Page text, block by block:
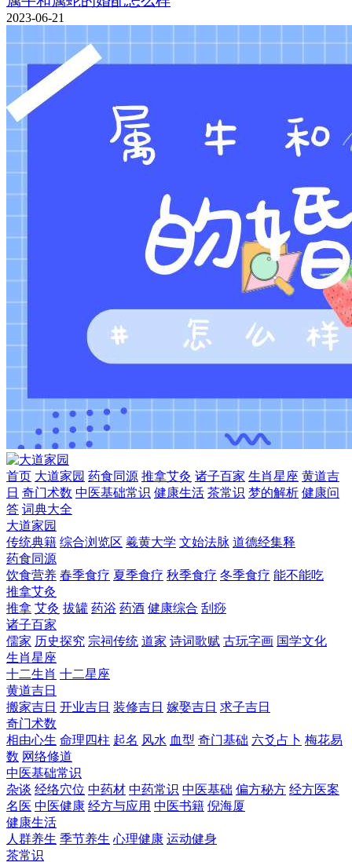
2023-06-21
首页 大道家园 药食同源 推拿艾灸 诸子百家 生肖星座 黄道吉
日 奇门术数 中医基础常识 健康生活 茶常识 梦的解析 健康问
答 词典大全
大道家园
传统典籍 综合浏览区 羲黄大学 文始法脉 道德经集释
药食同源
饮食营养 春季食疗 夏季食疗 秋季食疗 冬季食疗 能不能吃
推拿艾灸
推拿 艾灸 拔罐 药浴 药酒 健康综合 刮痧
诸子百家
儒家 历史探究 宗祠传统 道家 诗词歌赋 古玩字画 国学文化
生肖星座
十二生肖 十二星座
黄道吉日
搬家吉日 开业吉日 装修吉日 嫁娶吉日 求子吉日
奇门术数
相由心生 命理四柱 起名 风水 血型 奇门基础 六爻占卜 梅花易
数 网络修道
中医基础常识
杂谈 经络穴位 中药材 中药常识 中医基础 偏方秘方 经方医案
名医 中医健康 经方与应用 中医书籍 倪海厦
健康生活
人群养生 季节养生 心理健康 运动健身
茶常识